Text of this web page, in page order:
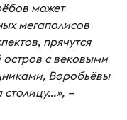
может
мегаполисов
прячутся
с вековыми
Воробьёвы
–